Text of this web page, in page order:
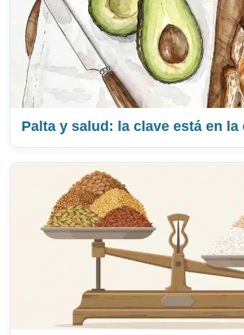
Palta y salud: la clave está en